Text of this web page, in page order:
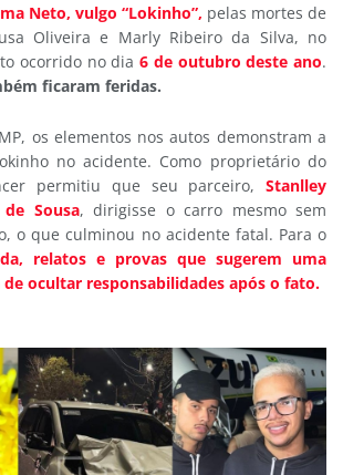
Neto, vulgo “Lokinho”, pelas mortes de
Oliveira e Marly Ribeiro da Silva, no
ocorrido no dia 6 de outubro deste ano.
ficaram feridas.
os elementos nos autos demonstram a
no acidente. Como proprietário do
permitiu que seu parceiro, Stanlley
Sousa, dirigisse o carro mesmo sem
o que culminou no acidente fatal. Para o
relatos e provas que sugerem uma
ocultar responsabilidades após o fato.